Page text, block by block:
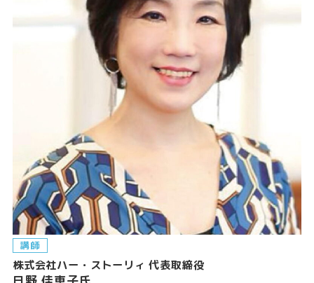
講師
株式会社ハー・ストーリィ 代表取締役